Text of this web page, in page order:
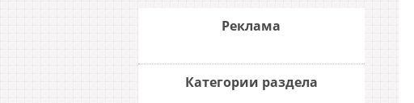
Реклама
Категории раздела